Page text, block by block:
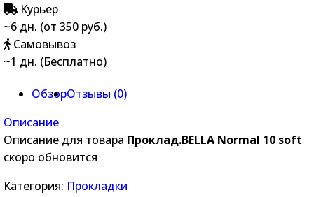
Курьер
~6 дн. (от 350 руб.)
Самовывоз
~1 дн. (Бесплатно)
ОбзорОтзывы (0)
Описание
Описание для товара Проклад.BELLA Normal 10 soft
скоро обновится
Категория: Прокладки